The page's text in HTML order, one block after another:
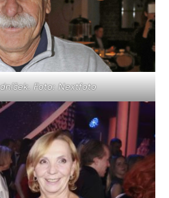
Foto: Nextfoto